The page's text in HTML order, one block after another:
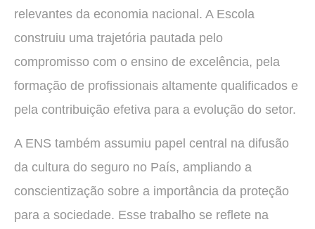
relevantes da economia nacional. A Escola
construiu uma trajetória pautada pelo
compromisso com o ensino de excelência, pela
formação de profissionais altamente qualificados e
pela contribuição efetiva para a evolução do setor.
A ENS também assumiu papel central na difusão
da cultura do seguro no País, ampliando a
conscientização sobre a importância da proteção
para a sociedade. Esse trabalho se reflete na